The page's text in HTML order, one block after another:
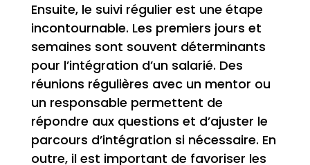
Ensuite, le suivi régulier est une étape
incontournable. Les premiers jours et
semaines sont souvent déterminants
pour l’intégration d’un salarié. Des
réunions régulières avec un mentor ou
un responsable permettent de
répondre aux questions et d’ajuster le
parcours d’intégration si nécessaire. En
outre, il est important de favoriser les